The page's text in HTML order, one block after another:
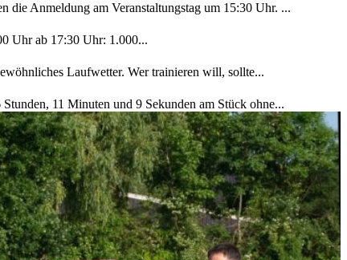
Anmeldung am Veranstaltungstag um 15:30 Uhr. ...
Uhr ab 17:30 Uhr: 1.000...
Laufwetter. Wer trainieren will, sollte...
11 Minuten und 9 Sekunden am Stück ohne...